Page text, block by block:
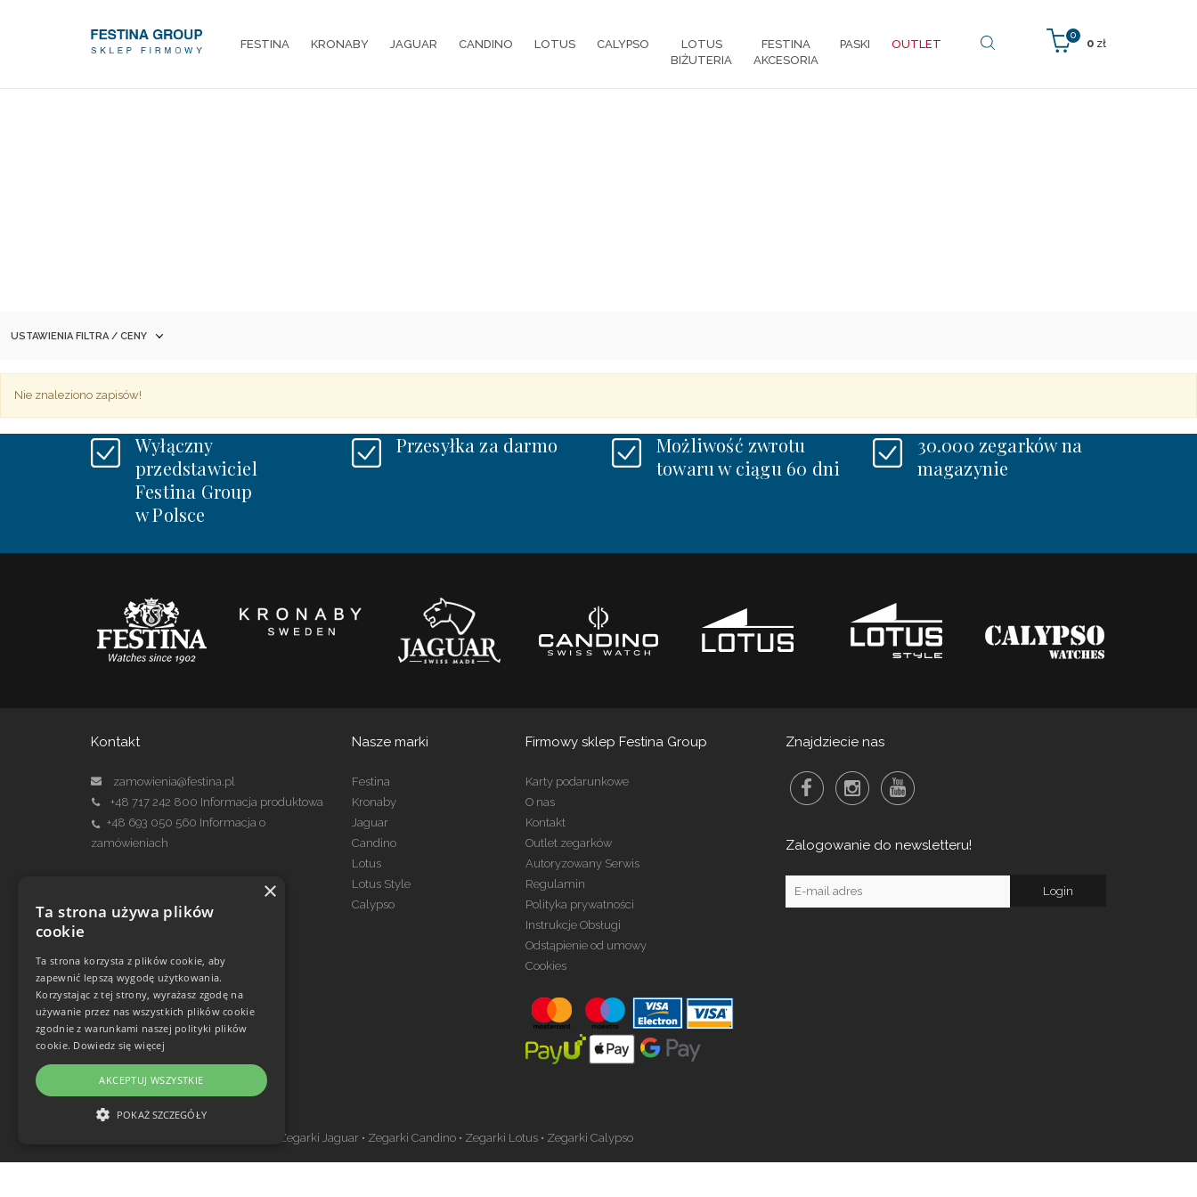
0
0 zł
FESTINA KRONABY JAGUAR CANDINO LOTUS CALYPSO
LOTUS
BIŻUTERIA
FESTINA
AKCESORIA
PASKI OUTLET
USTAWIENIA FILTRA / CENY
Nie znaleziono zapisów!
Wyłączny
przedstawiciel
Festina Group
w Polsce
Przesyłka za darmo
Możliwość zwrotu
towaru w ciągu 60 dni
30.000 zegarków na
magazynie
Kontakt
zamowienia@festina.pl
+48 717 242 800 Informacja produktowa
+48 693 050 560 Informacja o
zamówieniach
serwis@festina.pl
Nasze marki
Festina
Kronaby
Jaguar
Candino
Lotus
Lotus Style
Calypso
Firmowy sklep Festina Group
Karty podarunkowe
O nas
Kontakt
Outlet zegarków
Autoryzowany Serwis
Regulamin
Polityka prywatności
Instrukcje Obsługi
Odstąpienie od umowy
Cookies
Znajdziecie nas
Zalogowanie do newsletteru!
Zegarki w ofercie
Zegarki Jaguar • Zegarki Candino • Zegarki Lotus • Zegarki Calypso
×
Ta strona używa plików
cookie
Ta strona korzysta z plików cookie, aby
zapewnić lepszą wygodę użytkowania.
Korzystając z tej strony, wyrażasz zgodę na
używanie przez nas wszystkich plików cookie
zgodnie z warunkami naszej polityki plików
cookie. Dowiedz się więcej
AKCEPTUJ WSZYSTKIE
POKAŻ SZCZEGÓŁY